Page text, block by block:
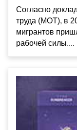
Согласно
труда (МОТ), в
мигрантов
рабочей силы....